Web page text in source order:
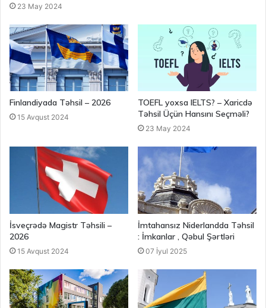
23 May 2024
Finlandiyada Təhsil – 2026
15 Avqust 2024
TOEFL yoxsa IELTS? – Xaricdə
Təhsil Üçün Hansını Seçməli?
23 May 2024
İsveçrədə Magistr Təhsili –
2026
15 Avqust 2024
İmtahansız Niderlandda Təhsil
: İmkanlar , Qəbul Şərtləri
07 İyul 2025